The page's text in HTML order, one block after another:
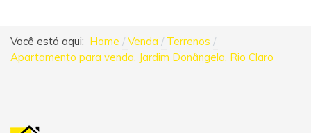
Você está aqui: Home Venda
Terrenos
Apartamento para venda, Jardim Donângela, Rio Claro